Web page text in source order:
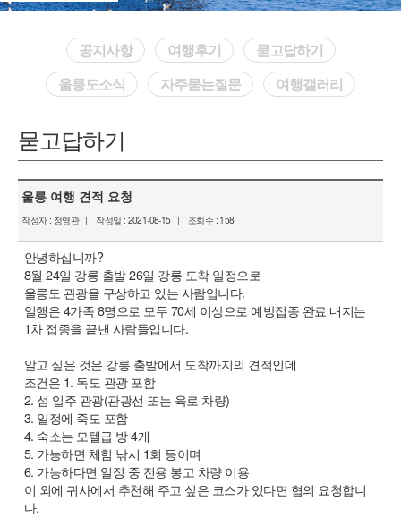
공지사항 여행후기
묻고답하기
울릉도소식
자주묻는질문 여행갤러리
묻고답하기
울릉 여행 견적 요청
작성자 : 정영관| 작성일 : 2021-08-15| 조회수 : 158
안녕하십니까?
8월 24일 강릉 출발 26일 강릉 도착 일정으로
울릉도 관광을 구상하고 있는 사람입니다.
일행은 4가족 8명으로 모두 70세 이상으로 예방접종 완료 내지는
1차 접종을 끝낸 사람들입니다.
알고 싶은 것은 강릉 출발에서 도착까지의 견적인데
조건은 1. 독도 관광 포함
2. 섬 일주 관광(관광선 또는 육로 차량)
3. 일정에 죽도 포함
4. 숙소는 모텔급 방 4개
5. 가능하면 체험 낚시 1회 등이며
6. 가능하다면 일정 중 전용 봉고 차량 이용
이 외에 귀사에서 추천해 주고 싶은 코스가 있다면 협의 요청합니
다.